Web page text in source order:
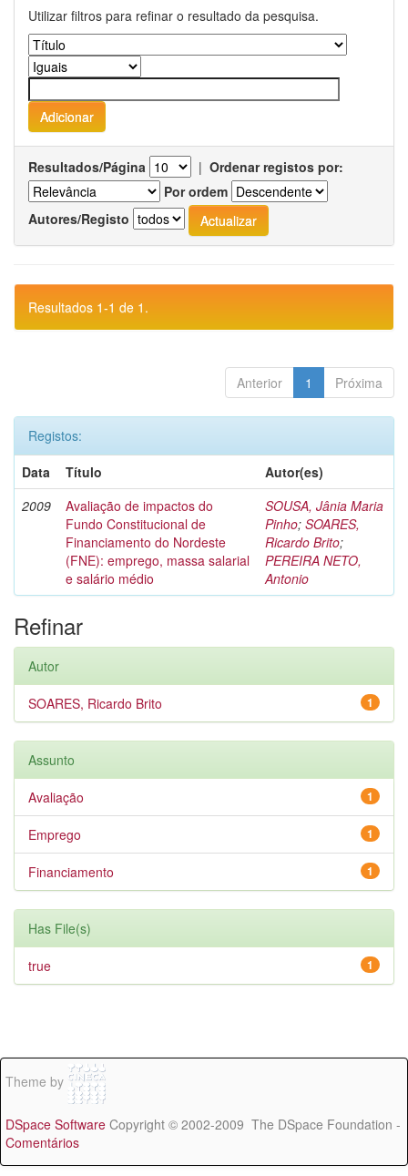
Utilizar filtros para refinar o resultado da pesquisa.
Resultados/Página | Ordenar registos por:
Por ordem
Autores/Registo
Resultados 1-1 de 1.
Anterior 1 Próxima
Registos:
Data
Título
Autor(es)
2009
Avaliação de impactos do
Fundo Constitucional de
Financiamento do Nordeste
(FNE): emprego, massa salarial
e salário médio
SOUSA, Jânia Maria
Pinho; SOARES,
Ricardo Brito;
PEREIRA NETO,
Antonio
Refinar
Autor
1
SOARES, Ricardo Brito
Assunto
1
Avaliação
1
Emprego
1
Financiamento
Has File(s)
1
true
Theme by
DSpace Software Copyright © 2002-2009 The DSpace Foundation -
Comentários